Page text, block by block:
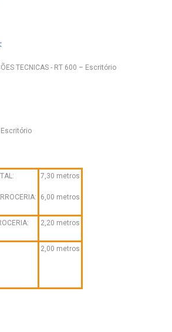
TECNICAS - RT 600 – Escritório
Escritório
7,30 metros
6,00 metros
2,20 metros
2,00 metros